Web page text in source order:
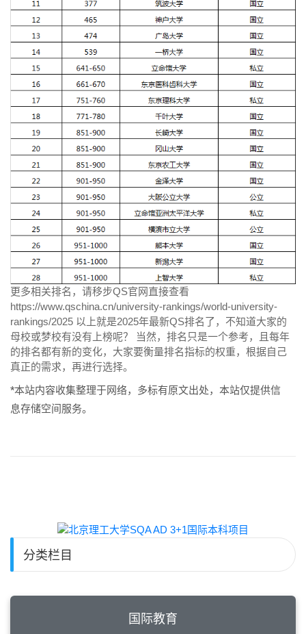
更多相关排名，请移步QS官网直接查看
https://www.qschina.cn/university-rankings/world-university-
rankings/2025 以上就是2025年最新QS排名了，不知道大家的
母校或梦校有没有上榜呢？ 当然，排名只是一个参考，且每年
的排名都有新的变化，大家要衡量排名指标的权重，根据自己
真正的需求，再进行选择。
*本站内容收集整理于网络，多标有原文出处，本站仅提供信
息存储空间服务。
分类栏目
国际教育